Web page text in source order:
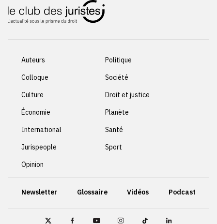
Auteurs
Colloque
Culture
Économie
International
Jurispeople
Opinion
Politique
Société
Droit et justice
Planète
Santé
Sport
Newsletter Glossaire Vidéos Podcast